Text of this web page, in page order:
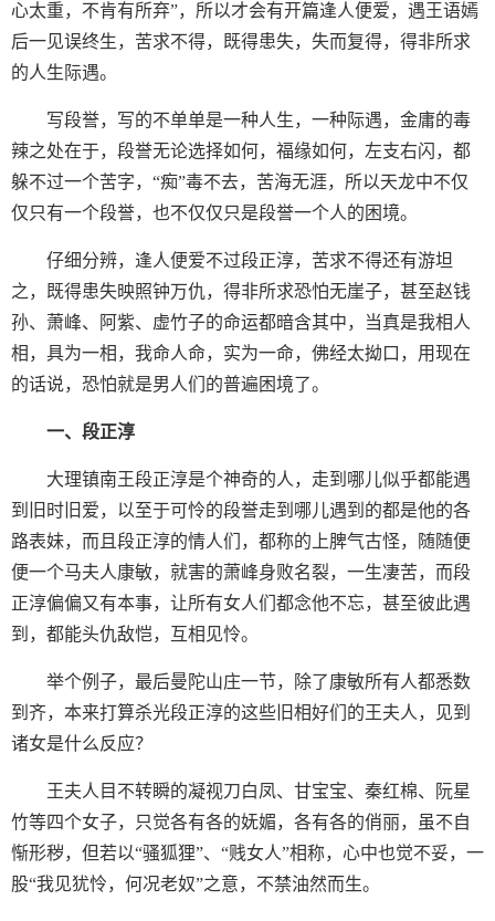
心太重，不肯有所弃”，所以才会有开篇逢人便爱，遇王语嫣
后一见误终生，苦求不得，既得患失，失而复得，得非所求
的人生际遇。
写段誉，写的不单单是一种人生，一种际遇，金庸的毒
辣之处在于，段誉无论选择如何，福缘如何，左支右闪，都
躲不过一个苦字，“痴”毒不去，苦海无涯，所以天龙中不仅
仅只有一个段誉，也不仅仅只是段誉一个人的困境。
仔细分辨，逢人便爱不过段正淳，苦求不得还有游坦
之，既得患失映照钟万仇，得非所求恐怕无崖子，甚至赵钱
孙、萧峰、阿紫、虚竹子的命运都暗含其中，当真是我相人
相，具为一相，我命人命，实为一命，佛经太拗口，用现在
的话说，恐怕就是男人们的普遍困境了。
一、段正淳
大理镇南王段正淳是个神奇的人，走到哪儿似乎都能遇
到旧时旧爱，以至于可怜的段誉走到哪儿遇到的都是他的各
路表妹，而且段正淳的情人们，都称的上脾气古怪，随随便
便一个马夫人康敏，就害的萧峰身败名裂，一生凄苦，而段
正淳偏偏又有本事，让所有女人们都念他不忘，甚至彼此遇
到，都能头仇敌恺，互相见怜。
举个例子，最后曼陀山庄一节，除了康敏所有人都悉数
到齐，本来打算杀光段正淳的这些旧相好们的王夫人，见到
诸女是什么反应？
王夫人目不转瞬的凝视刀白凤、甘宝宝、秦红棉、阮星
竹等四个女子，只觉各有各的妩媚，各有各的俏丽，虽不自
惭形秽，但若以“骚狐狸”、“贱女人”相称，心中也觉不妥，一
股“我见犹怜，何况老奴”之意，不禁油然而生。